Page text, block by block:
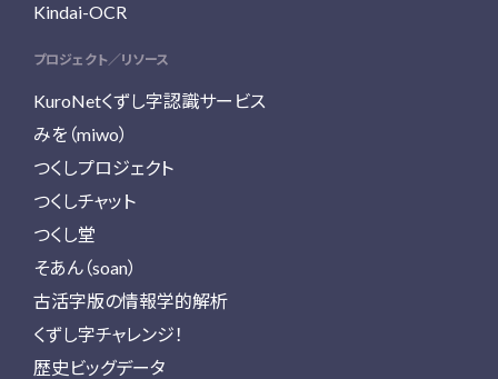
Kindai-OCR
プロジェクト／リソース
KuroNetくずし字認識サービス
みを（miwo）
つくしプロジェクト
つくしチャット
つくし堂
そあん（soan）
古活字版の情報学的解析
くずし字チャレンジ！
歴史ビッグデータ